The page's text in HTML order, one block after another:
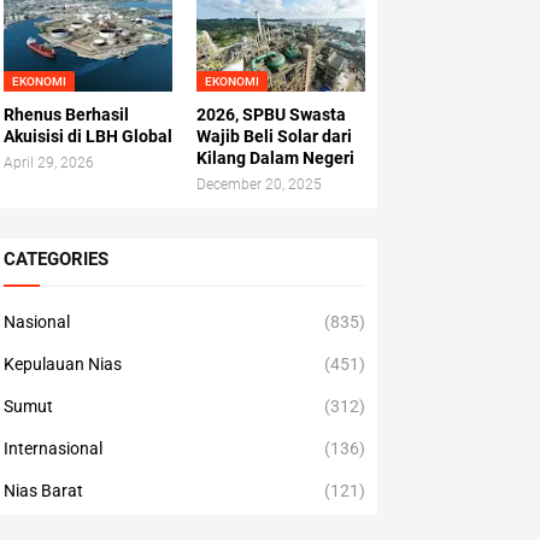
EKONOMI
Rhenus Berhasil
Akuisisi di LBH Global
April 29, 2026
EKONOMI
2026, SPBU Swasta
Wajib Beli Solar dari
Kilang Dalam Negeri
December 20, 2025
CATEGORIES
Nasional (835)
Kepulauan Nias (451)
Sumut (312)
Internasional (136)
Nias Barat (121)